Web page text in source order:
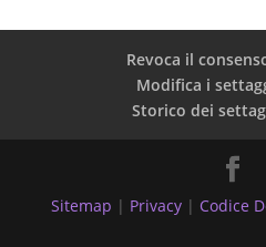
Revoca il
Modifica i
Storico dei
Sitemap | Privacy | Codice